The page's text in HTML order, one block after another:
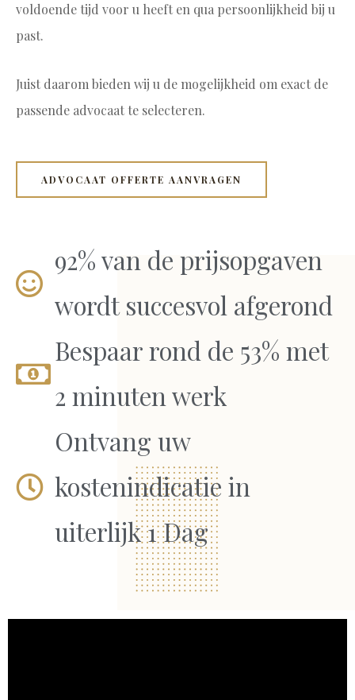
voldoende tijd voor u heeft en qua persoonlijkheid bij u
past.
Juist daarom bieden wij u de mogelijkheid om exact de
passende advocaat te selecteren.
ADVOCAAT OFFERTE AANVRAGEN
92% van de prijsopgaven
wordt succesvol afgerond
Bespaar rond de 53% met
2 minuten werk
Ontvang uw
kostenindicatie in
uiterlijk 1 Dag